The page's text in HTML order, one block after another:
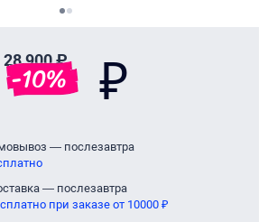
28 900 ₽
-10% ₽
— послезавтра
— послезавтра
при заказе от 10000 ₽